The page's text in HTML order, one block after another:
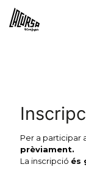
Per a participar
prèviament.
La inscripció és